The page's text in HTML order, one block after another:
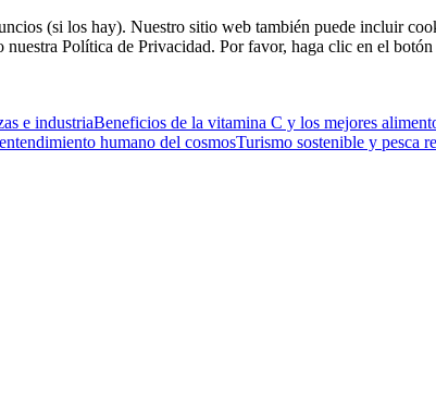
(si los hay). Nuestro sitio web también puede incluir
Política de Privacidad. Por favor, haga clic en el
e industriaBeneficios de la vitamina C y los mejores
humano del cosmosTurismo sostenible y pesca